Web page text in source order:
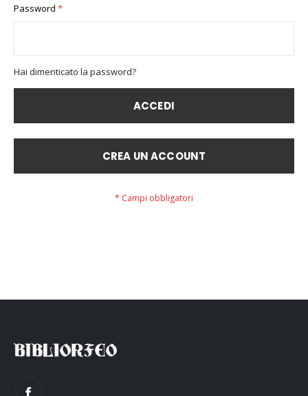
Password
Hai dimenticato la password?
ACCEDI
CREA UN ACCOUNT